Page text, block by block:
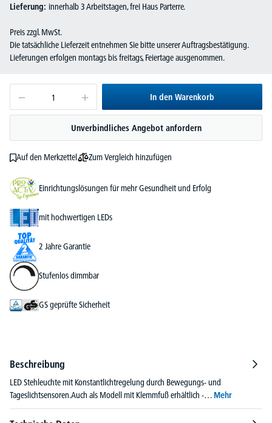
Lieferung: innerhalb 3 Arbeitstagen, frei Haus Parterre.
Preis zzgl. MwSt.
Die tatsächliche Lieferzeit entnehmen Sie bitte unserer Auftragsbestätigung.
Lieferungen erfolgen montags bis freitags, Feiertage ausgenommen.
In den Warenkorb
Unverbindliches Angebot anfordern
Auf den Merkzettel Zum Vergleich hinzufügen
Einrichtungslösungen für mehr Gesundheit und Erfolg
mit hochwertigen LEDs
2 Jahre Garantie
Stufenlos dimmbar
GS geprüfte Sicherheit
Beschreibung
LED Stehleuchte mit Konstantlichtregelung durch Bewegungs- und
Tageslichtsensoren.Auch als Modell mit Klemmfuß erhältlich -… Mehr